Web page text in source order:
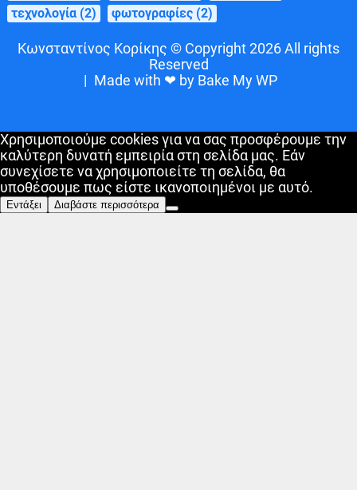
τεχνολογία (2) φωτογραφίες (2)
Κωνσταντίνος Κορίκης © Copyright 2026 All rights
Reserved
| Made with ❤ by Bake My WP
Χρησιμοποιούμε cookies για να σας προσφέρουμε την
καλύτερη δυνατή εμπειρία στη σελίδα μας. Εάν
συνεχίσετε να χρησιμοποιείτε τη σελίδα, θα
υποθέσουμε πως είστε ικανοποιημένοι με αυτό.
Εντάξει Διαβάστε περισσότερα